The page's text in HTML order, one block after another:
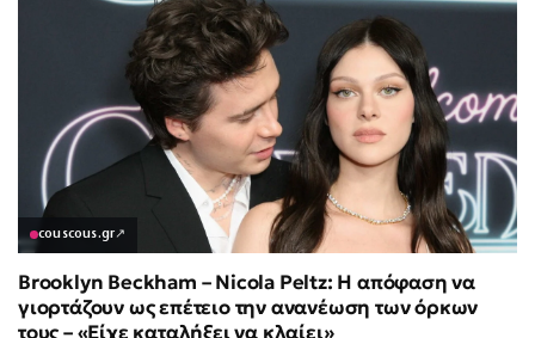
couscous.gr↗
Brooklyn Beckham – Nicola Peltz: Η απόφαση να
γιορτάζουν ως επέτειο την ανανέωση των όρκων
τους – «Είχε καταλήξει να κλαίει»